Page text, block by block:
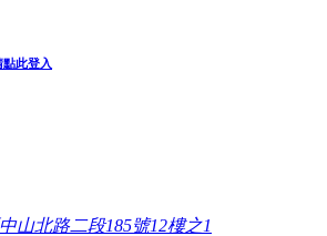
此登入
山北路二段185號12樓之1